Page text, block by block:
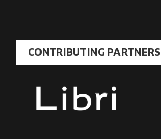
CONTRIBUTING PARTNERS